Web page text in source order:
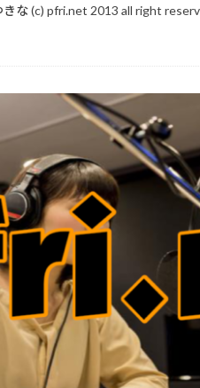
な (c) pfri.net 2013 all right